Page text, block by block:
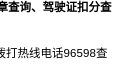
查询、驾驶证扣分查
打热线电话96598查